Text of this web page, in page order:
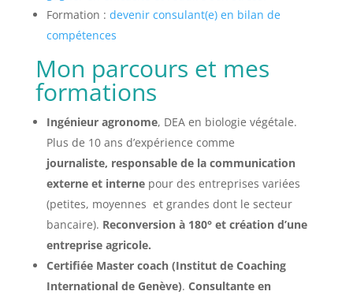
Formation : devenir consulant(e) en bilan de
compétences
Mon parcours et mes
formations
Ingénieur agronome, DEA en biologie végétale.
Plus de 10 ans d’expérience comme
journaliste, responsable de la communication
externe et interne pour des entreprises variées
(petites, moyennes et grandes dont le secteur
bancaire). Reconversion à 180° et création d’une
entreprise agricole.
Certifiée Master coach (Institut de Coaching
International de Genève). Consultante en